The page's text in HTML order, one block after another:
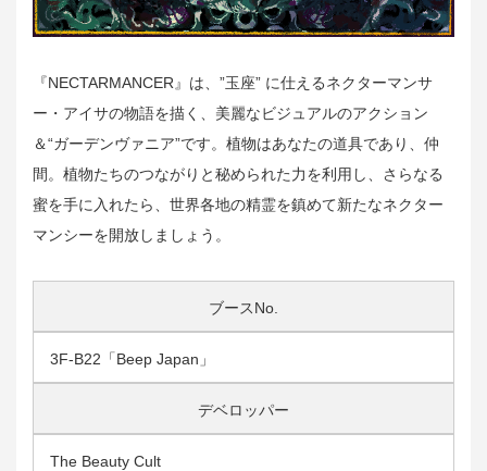
『NECTARMANCER』は、”玉座” に仕えるネクターマンサ
ー・アイサの物語を描く、美麗なビジュアルのアクション
＆“ガーデンヴァニア”です。植物はあなたの道具であり、仲
間。植物たちのつながりと秘められた力を利用し、さらなる
蜜を手に入れたら、世界各地の精霊を鎮めて新たなネクター
マンシーを開放しましょう。
ブースNo.
3F-B22「Beep Japan」
デベロッパー
The Beauty Cult